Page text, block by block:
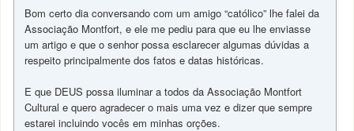
Bom certo dia conversando com um amigo “católico” lhe falei da
Associação Montfort, e ele me pediu para que eu lhe enviasse
um artigo e que o senhor possa esclarecer algumas dúvidas a
respeito principalmente dos fatos e datas históricas.
E que DEUS possa iluminar a todos da Associação Montfort
Cultural e quero agradecer o mais uma vez e dizer que sempre
estarei incluindo vocês em minhas orções.